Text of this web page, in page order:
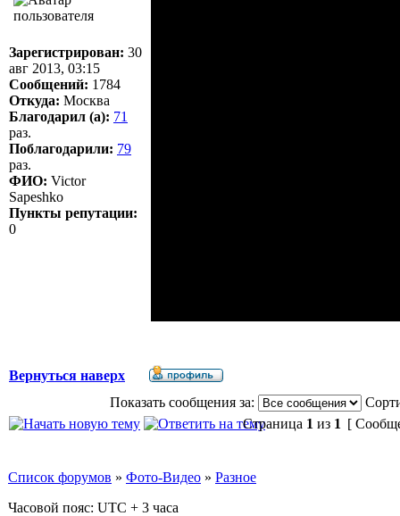
Зарегистрирован: 30
авг 2013, 03:15
Сообщений: 1784
Откуда: Москва
Благодарил (а): 71
раз.
Поблагодарили: 79
раз.
ФИО: Victor
Sapeshko
Пункты репутации:
0
Вернуться наверх
Показать сообщения за:
Страница 1 из 1 [
Список форумов » Фото-Видео » Разное
Часовой пояс: UTC + 3 часа